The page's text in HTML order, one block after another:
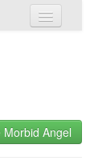
Angel